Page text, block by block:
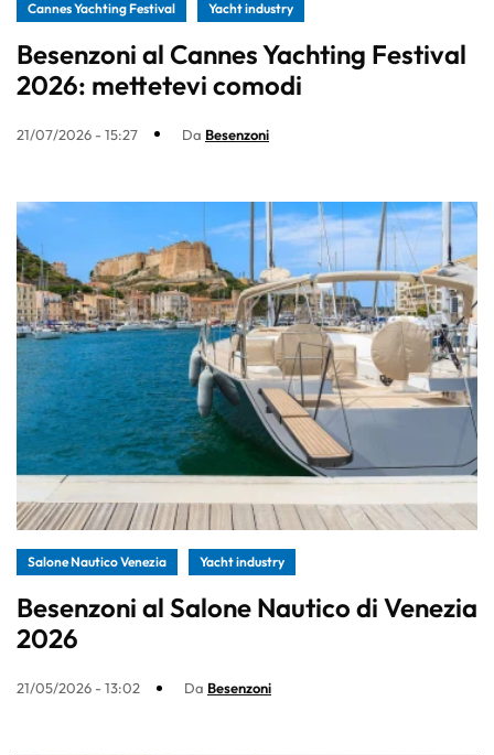
Cannes Yachting Festival Yacht industry
Besenzoni al Cannes Yachting Festival
2026: mettetevi comodi
21/07/2026 - 15:27 Da Besenzoni
Salone Nautico Venezia Yacht industry
Besenzoni al Salone Nautico di Venezia
2026
21/05/2026 - 13:02 Da Besenzoni